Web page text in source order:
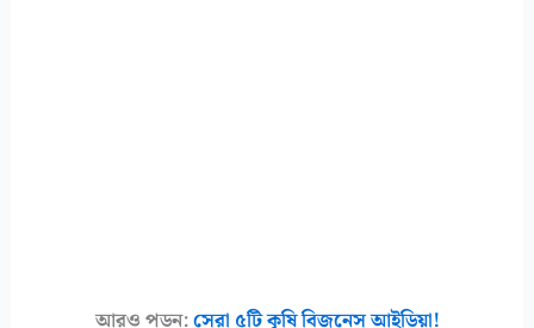
আরও পড়ুন:সেরা ৫টি কৃষি বিজনেস আইডিয়া!